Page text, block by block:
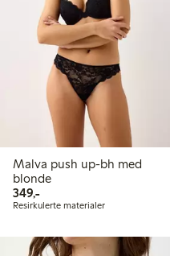
Malva push up-bh med
blonde
349,-349,00 kr
Resirkulerte materialer